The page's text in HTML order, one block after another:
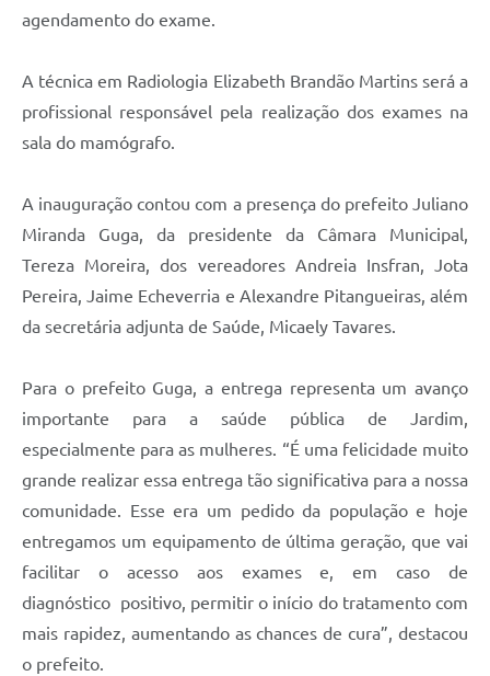
agendamento do exame.
A técnica em Radiologia Elizabeth Brandão Martins será a
profissional responsável pela realização dos exames na
sala do mamógrafo.
A inauguração contou com a presença do prefeito Juliano
Miranda Guga, da presidente da Câmara Municipal,
Tereza Moreira, dos vereadores Andreia Insfran, Jota
Pereira, Jaime Echeverria e Alexandre Pitangueiras, além
da secretária adjunta de Saúde, Micaely Tavares.
Para o prefeito Guga, a entrega representa um avanço
importante para a saúde pública de Jardim,
especialmente para as mulheres. “É uma felicidade muito
grande realizar essa entrega tão significativa para a nossa
comunidade. Esse era um pedido da população e hoje
entregamos um equipamento de última geração, que vai
facilitar o acesso aos exames e, em caso de
diagnóstico positivo, permitir o início do tratamento com
mais rapidez, aumentando as chances de cura”, destacou
o prefeito.